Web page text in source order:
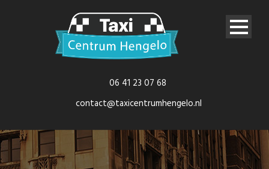
06 41 23 07 68
contact@taxicentrumhengelo.nl